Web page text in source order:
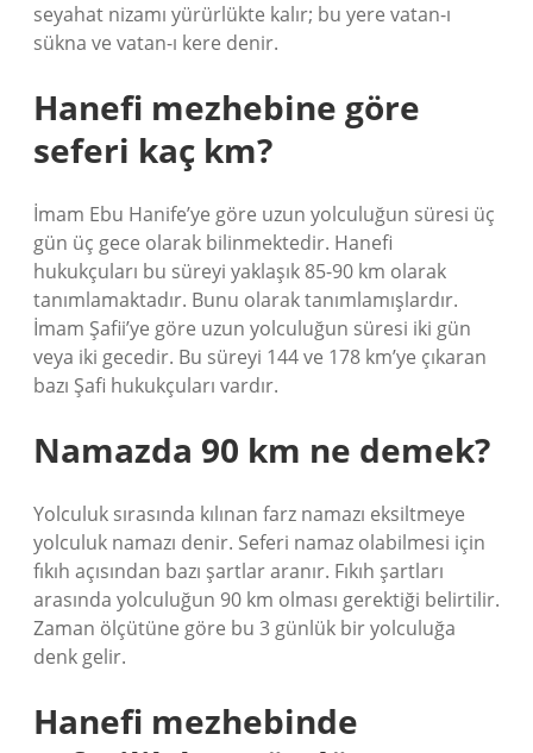
seyahat nizamı yürürlükte kalır; bu yere vatan-ı
sükna ve vatan-ı kere denir.
Hanefi mezhebine göre
seferi kaç km?
İmam Ebu Hanife’ye göre uzun yolculuğun süresi üç
gün üç gece olarak bilinmektedir. Hanefi
hukukçuları bu süreyi yaklaşık 85-90 km olarak
tanımlamaktadır. Bunu olarak tanımlamışlardır.
İmam Şafii’ye göre uzun yolculuğun süresi iki gün
veya iki gecedir. Bu süreyi 144 ve 178 km’ye çıkaran
bazı Şafi hukukçuları vardır.
Namazda 90 km ne demek?
Yolculuk sırasında kılınan farz namazı eksiltmeye
yolculuk namazı denir. Seferi namaz olabilmesi için
fıkıh açısından bazı şartlar aranır. Fıkıh şartları
arasında yolculuğun 90 km olması gerektiği belirtilir.
Zaman ölçütüne göre bu 3 günlük bir yolculuğa
denk gelir.
Hanefi mezhebinde